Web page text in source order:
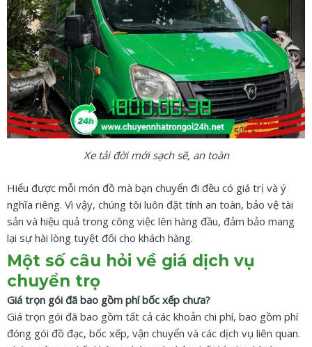
Xe tải đời mới sạch sẽ, an toàn
Hiểu được mỗi món đồ mà bạn chuyển đi đều có giá trị và ý
nghĩa riêng. Vì vậy, chúng tôi luôn đặt tính an toàn, bảo vệ tài
sản và hiệu quả trong công việc lên hàng đầu, đảm bảo mang
lại sự hài lòng tuyệt đối cho khách hàng.
Một số câu hỏi về giá dịch vụ
chuyển trọ
Giá trọn gói đã bao gồm phí bốc xếp chưa?
Giá trọn gói đã bao gồm tất cả các khoản chi phí, bao gồm phí
đóng gói đồ đạc, bốc xếp, vận chuyển và các dịch vụ liên quan.